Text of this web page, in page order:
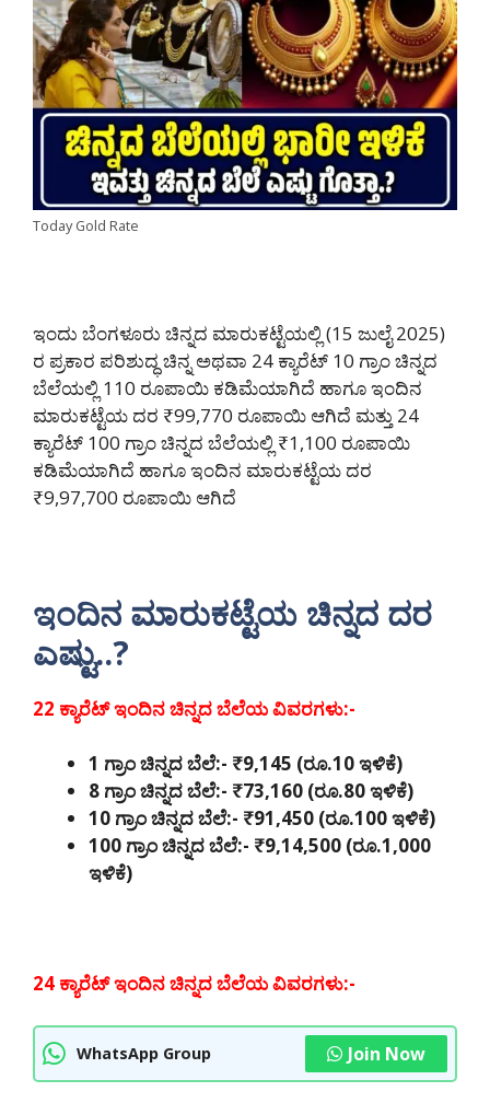
Today Gold Rate
ಇಂದು ಬೆಂಗಳೂರು ಚಿನ್ನದ ಮಾರುಕಟ್ಟೆಯಲ್ಲಿ (15 ಜುಲೈ 2025)
ರ ಪ್ರಕಾರ ಪರಿಶುದ್ಧ ಚಿನ್ನ ಅಥವಾ 24 ಕ್ಯಾರೆಟ್ 10 ಗ್ರಾಂ ಚಿನ್ನದ
ಬೆಲೆಯಲ್ಲಿ 110 ರೂಪಾಯಿ ಕಡಿಮೆಯಾಗಿದೆ ಹಾಗೂ ಇಂದಿನ
ಮಾರುಕಟ್ಟೆಯ ದರ ₹99,770 ರೂಪಾಯಿ ಆಗಿದೆ ಮತ್ತು 24
ಕ್ಯಾರೆಟ್ 100 ಗ್ರಾಂ ಚಿನ್ನದ ಬೆಲೆಯಲ್ಲಿ ₹1,100 ರೂಪಾಯಿ
ಕಡಿಮೆಯಾಗಿದೆ ಹಾಗೂ ಇಂದಿನ ಮಾರುಕಟ್ಟೆಯ ದರ
₹9,97,700 ರೂಪಾಯಿ ಆಗಿದೆ
ಇಂದಿನ ಮಾರುಕಟ್ಟೆಯ ಚಿನ್ನದ ದರ
ಎಷ್ಟು..?
22 ಕ್ಯಾರೆಟ್ ಇಂದಿನ ಚಿನ್ನದ ಬೆಲೆಯ ವಿವರಗಳು:-
1 ಗ್ರಾಂ ಚಿನ್ನದ ಬೆಲೆ:- ₹9,145 (ರೂ.10 ಇಳಿಕೆ)
8 ಗ್ರಾಂ ಚಿನ್ನದ ಬೆಲೆ:- ₹73,160 (ರೂ.80 ಇಳಿಕೆ)
10 ಗ್ರಾಂ ಚಿನ್ನದ ಬೆಲೆ:- ₹91,450 (ರೂ.100 ಇಳಿಕೆ)
100 ಗ್ರಾಂ ಚಿನ್ನದ ಬೆಲೆ:- ₹9,14,500 (ರೂ.1,000
ಇಳಿಕೆ)
24 ಕ್ಯಾರೆಟ್ ಇಂದಿನ ಚಿನ್ನದ ಬೆಲೆಯ ವಿವರಗಳು:-
WhatsApp Group Join Now